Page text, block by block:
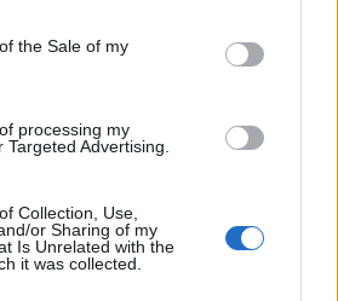
specified purposes in below Google
the Sale of my
processing my
Advertising.
Collection, Use,
or Sharing of my
Is Unrelated with the
it was collected.
ο Ευκλείδης Κουρτίδης, το